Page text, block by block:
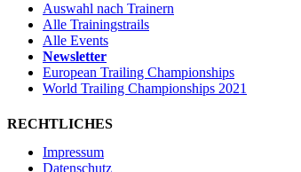
Auswahl nach Trainern
Alle Trainingstrails
Alle Events
Newsletter
European Trailing Championships
World Trailing Championships 2021
RECHTLICHES
Impressum
Datenschutz